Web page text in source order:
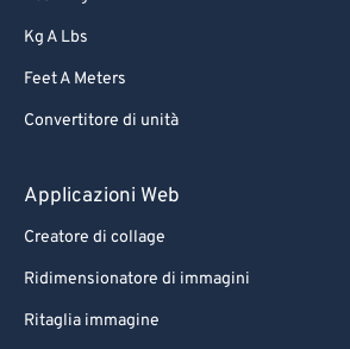
Kg A Lbs
Feet A Meters
Convertitore di unità
Applicazioni Web
Creatore di collage
Ridimensionatore di immagini
Ritaglia immagine